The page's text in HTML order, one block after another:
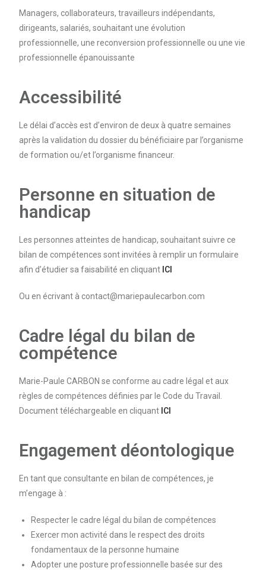
Managers, collaborateurs, travailleurs indépendants,
dirigeants, salariés, souhaitant une évolution
professionnelle, une reconversion professionnelle ou une vie
professionnelle épanouissante
Accessibilité
Le délai d’accès est d’environ de deux à quatre semaines
après la validation du dossier du bénéficiaire par l’organisme
de formation ou/et l’organisme financeur.
Personne en situation de
handicap
Les personnes atteintes de handicap, souhaitant suivre ce
bilan de compétences sont invitées à remplir un formulaire
afin d’étudier sa faisabilité en cliquant ICI
Ou en écrivant à contact@mariepaulecarbon.com
Cadre légal du bilan de
compétence
Marie-Paule CARBON se conforme au cadre légal et aux
règles de compétences définies par le Code du Travail.
Document téléchargeable en cliquant ICI
Engagement déontologique
En tant que consultante en bilan de compétences, je
m’engage à :
Respecter le cadre légal du bilan de compétences
Exercer mon activité dans le respect des droits
fondamentaux de la personne humaine
Adopter une posture professionnelle basée sur des